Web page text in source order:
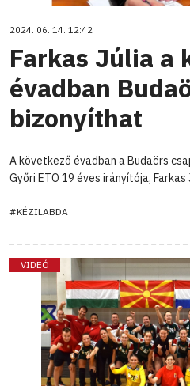
2024. 06. 14. 12:42
Farkas Júlia a
évadban
bizonyíthat
A következő évadban a Budaörs
Győri ETO 19 éves irányítója, Farkas
#KÉZILABDA
VIDEÓ